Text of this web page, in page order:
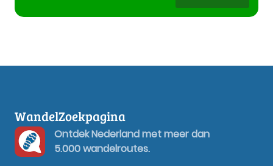
WandelZoekpagina
Ontdek Nederland met meer dan
5.000 wandelroutes.